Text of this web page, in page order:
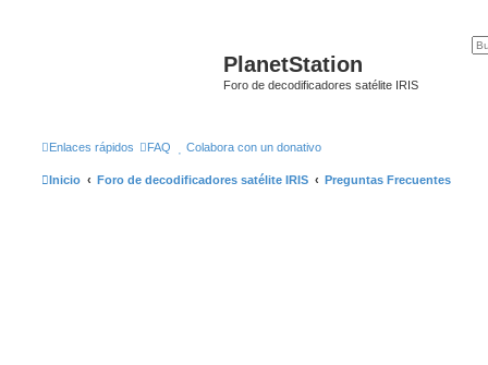
PlanetStation
Foro de decodificadores satélite IRIS
Enlaces rápidos FAQ Colabora con un donativo
Inicio Foro de decodificadores satélite IRIS Preguntas Frecuentes